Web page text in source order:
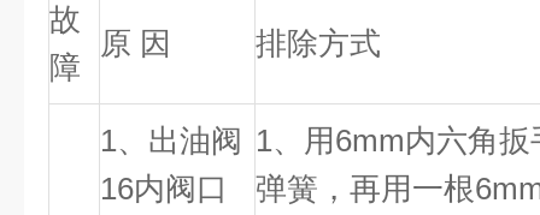
故
障
原 因 排除方式
1、出油阀
16内阀口
1、用6mm内六角
弹簧，再用一根